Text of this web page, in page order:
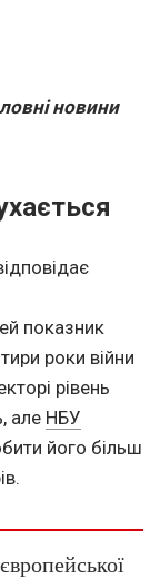
новини
показник
роки війни
рівень
але НБУ
його більш